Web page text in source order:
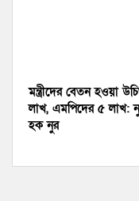
মন্ত্রীদের বেতন হওয়া
লাখ, এমপিদের ৫ লাখ:
হক নুর